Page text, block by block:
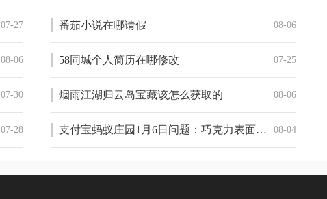
07-27 08-06
番茄小说在哪请假
08-06 07-25
58同城个人简历在哪修改
07-30 08-06
烟雨江湖归云岛宝藏该怎么获取的
07-28 08-04
支付宝蚂蚁庄园1月6日问题：巧克力表面有时会结出一层白霜还能吃吗